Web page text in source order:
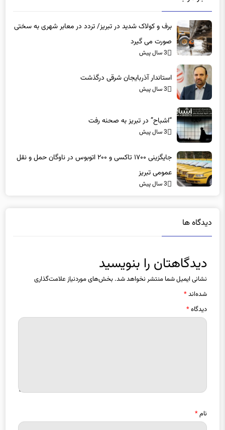
برف و کولاک شدید در تبریز/ تردد در معابر شهری به سختی
صورت می گیرد
3 سال پیش
3 سال پیش
عمومی تبریز
نشانی ایمیل شما منتشر نخواهد شد.بخش‌های موردنیاز علامت‌گذاری
شده‌اند*
دیدگاه*